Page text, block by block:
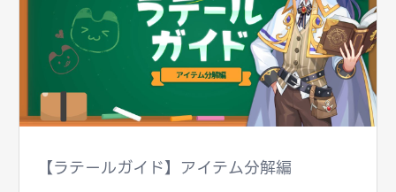
【ラテールガイド】アイテム分解編